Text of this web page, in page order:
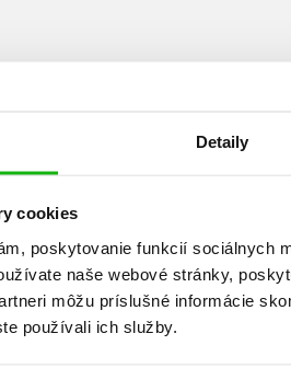
Detaily
cookies
poskytovanie funkcií sociálnych
naše webové stránky,
môžu príslušné informácie
používali ich služby.
Prihlásiť
AUTOR